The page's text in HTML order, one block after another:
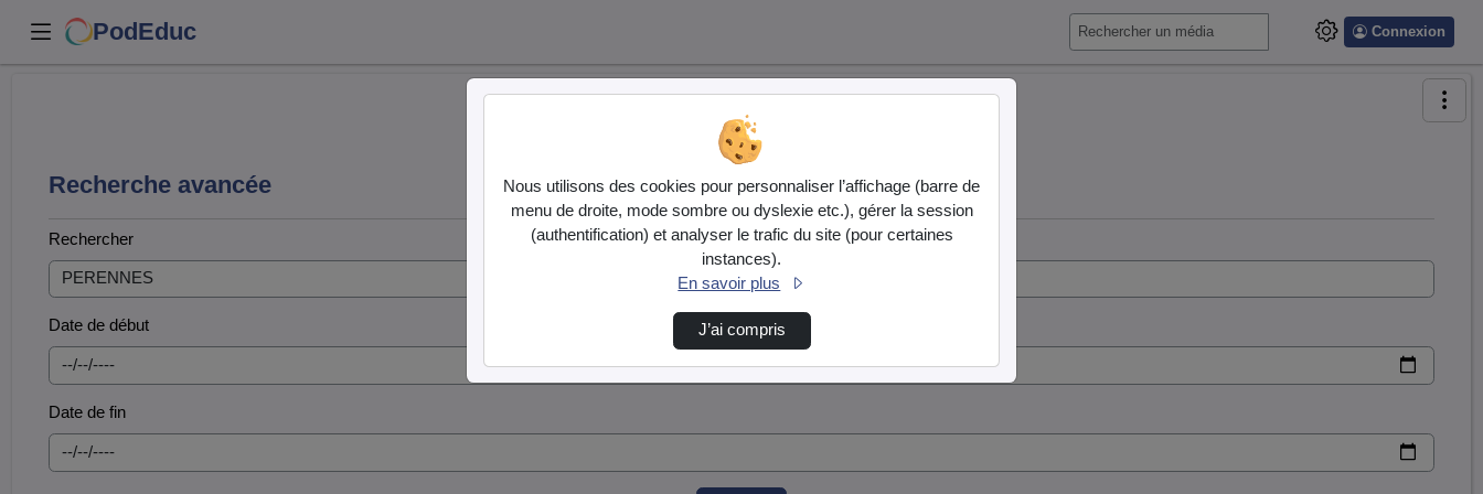
PodEduc Connexion
Recherche avancée
Rechercher
Date de début
Date de fin
Nous utilisons des cookies pour personnaliser l’affichage (barre de
menu de droite, mode sombre ou dyslexie etc.), gérer la session
(authentification) et analyser le trafic du site (pour certaines
instances).
En savoir plus
J’ai compris